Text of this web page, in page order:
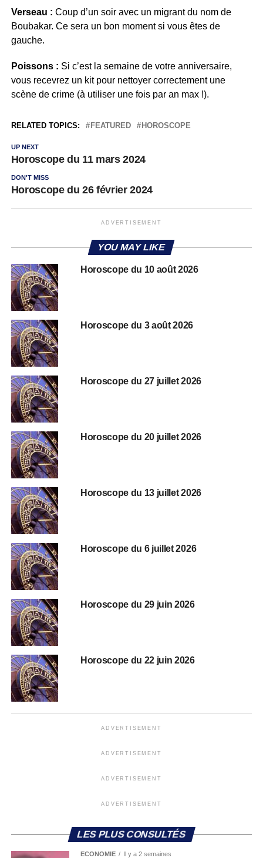
Verseau : Coup d’un soir avec un migrant du nom de
Boubakar. Ce sera un bon moment si vous êtes de
gauche.
Poissons : Si c’est la semaine de votre anniversaire,
vous recevrez un kit pour nettoyer correctement une
scène de crime (à utiliser une fois par an max !).
RELATED TOPICS: FEATURED HOROSCOPE
UP NEXT
Horoscope du 11 mars 2024
DON'T MISS
Horoscope du 26 février 2024
ADVERTISEMENT
YOU MAY LIKE
Horoscope du 10 août 2026
Horoscope du 3 août 2026
Horoscope du 27 juillet 2026
Horoscope du 20 juillet 2026
Horoscope du 13 juillet 2026
Horoscope du 6 juillet 2026
Horoscope du 29 juin 2026
Horoscope du 22 juin 2026
ADVERTISEMENT
ADVERTISEMENT
ADVERTISEMENT
ADVERTISEMENT
LES PLUS CONSULTÉS
ECONOMIE Il y a 2 semaines